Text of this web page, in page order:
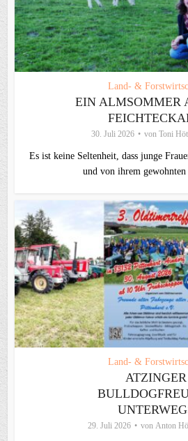
Land- &
EIN ALMSOMMER
30. Juli 2026 von Toni
Es ist keine Seltenheit, dass junge
und von ihrem gewohnten
Land- &
ATZINGER
29. Juli 2026 von Anton